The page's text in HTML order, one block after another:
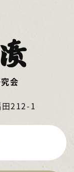
会
田212-1